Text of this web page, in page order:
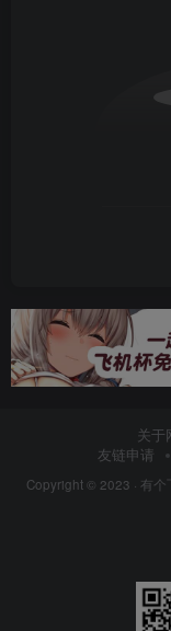
关于
友链申请
Copyright © 2023 · 有个